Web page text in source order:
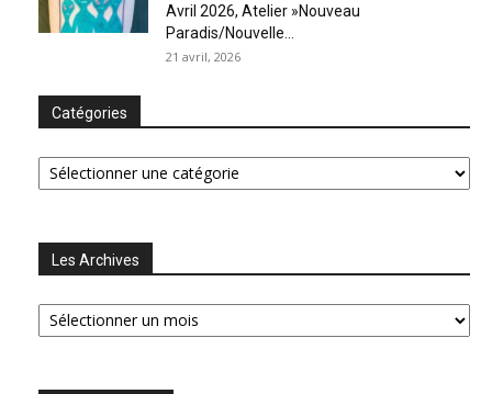
Avril 2026, Atelier »Nouveau
Paradis/Nouvelle...
21 avril, 2026
Catégories
Catégories
Les Archives
Les
Archives